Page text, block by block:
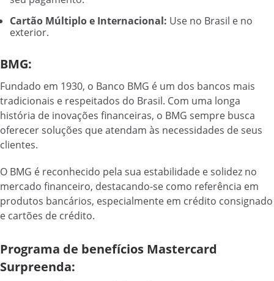
Cartão Múltiplo e Internacional: Use no Brasil e no
exterior.
BMG:
Fundado em 1930, o Banco BMG é um dos bancos mais
tradicionais e respeitados do Brasil. Com uma longa
história de inovações financeiras, o BMG sempre busca
oferecer soluções que atendam às necessidades de seus
clientes.
O BMG é reconhecido pela sua estabilidade e solidez no
mercado financeiro, destacando-se como referência em
produtos bancários, especialmente em crédito consignado
e cartões de crédito.
Programa de benefícios Mastercard
Surpreenda: